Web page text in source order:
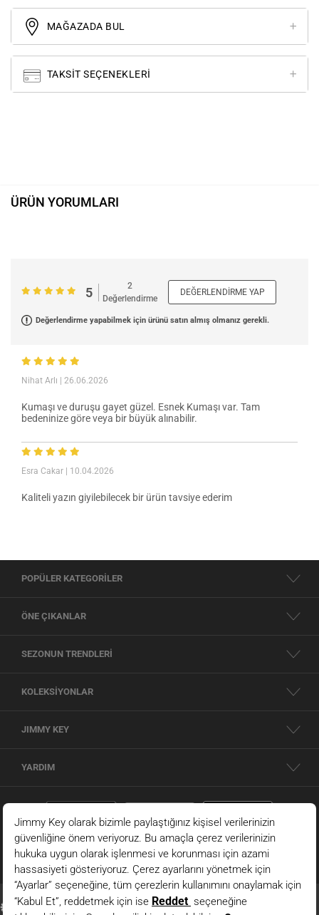
MAĞAZADA BUL
TAKSIT SEÇENEKLERI
ÜRÜN YORUMLARI
5
2
Değerlendirme
DEĞERLENDIRME YAP
Değerlendirme yapabilmek için ürünü satın almış olmanız gerekli.
Nihat Arlı | 26.06.2026
Kumaşı ve duruşu gayet güzel. Esnek Kumaşı var. Tam
bedeninize göre veya bir büyük alınabilir.
Esra Cakar | 10.04.2026
Kaliteli yazın giyilebilecek bir ürün tavsiye ederim
POPÜLER KATEGORİLER
ÖNE ÇIKANLAR
SEZONUN TRENDLERİ
KOLEKSİYONLAR
JIMMY KEY
YARDIM